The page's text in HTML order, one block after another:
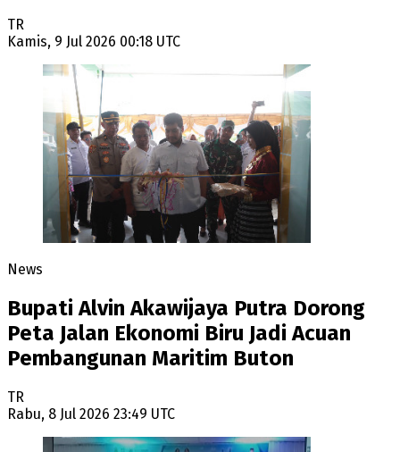
TR
Kamis, 9 Jul 2026 00:18 UTC
News
Bupati Alvin Akawijaya Putra Dorong
Peta Jalan Ekonomi Biru Jadi Acuan
Pembangunan Maritim Buton
TR
Rabu, 8 Jul 2026 23:49 UTC